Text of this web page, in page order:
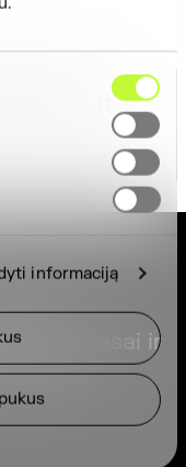
informaciją
procesai ir
darbo